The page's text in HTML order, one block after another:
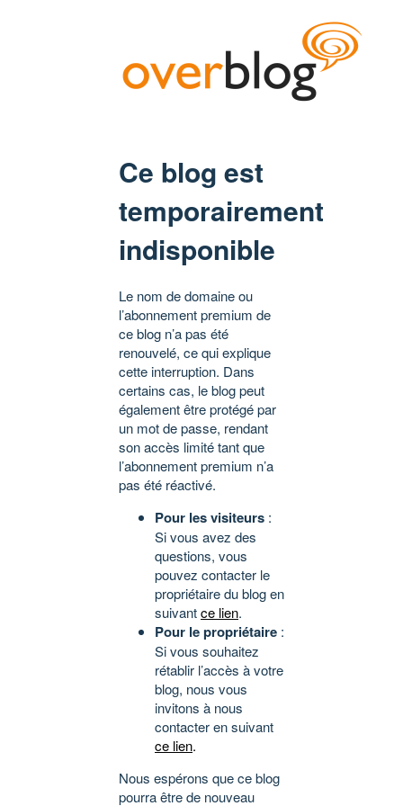
Ce blog est
temporairement
indisponible
Le nom de domaine ou
l’abonnement premium de
ce blog n’a pas été
renouvelé, ce qui explique
cette interruption. Dans
certains cas, le blog peut
également être protégé par
un mot de passe, rendant
son accès limité tant que
l’abonnement premium n’a
pas été réactivé.
Pour les visiteurs :
Si vous avez des
questions, vous
pouvez contacter le
propriétaire du blog en
suivantce lien.
Pour le propriétaire :
Si vous souhaitez
rétablir l’accès à votre
blog, nous vous
invitons à nous
contacter en suivant
ce lien.
Nous espérons que ce blog
pourra être de nouveau